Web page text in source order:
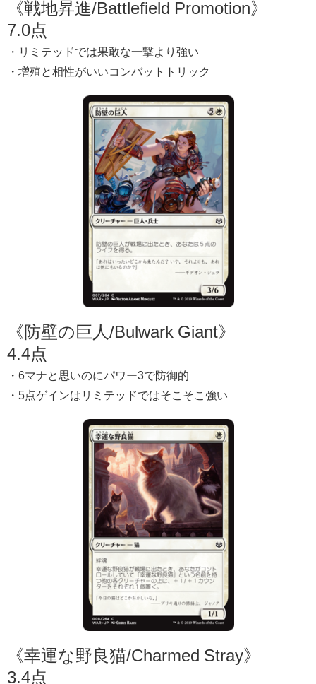
《戦地昇進/Battlefield Promotion》
7.0点
・リミテッドでは果敢な一撃より強い
・増殖と相性がいいコンバットトリック
《防壁の巨人/Bulwark Giant》
4.4点
・6マナと思いのにパワー3で防御的
・5点ゲインはリミテッドではそこそこ強い
《幸運な野良猫/Charmed Stray》
3.4点